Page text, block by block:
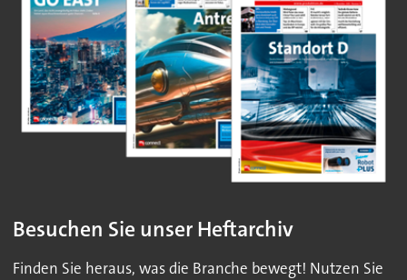
Besuchen Sie unser Heftarchiv
Finden Sie heraus, was die Branche bewegt! Nutzen Sie